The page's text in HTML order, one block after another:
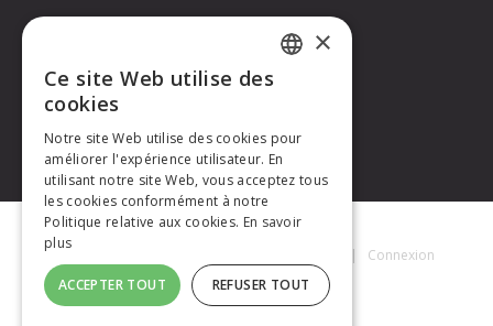
CONTACTEZ-NOUS
Titanium Sound
Tél. : +33 (0)6 32 67 07 96
E-mail :contact@titaniumsound.fr
| Connexion
ENGLISH
×
Ce site Web utilise des
cookies
Notre site Web utilise des cookies pour
améliorer l'expérience utilisateur. En
utilisant notre site Web, vous acceptez tous
les cookies conformément à notre
Politique relative aux cookies. En savoir
plus
ACCEPTER TOUT REFUSER TOUT